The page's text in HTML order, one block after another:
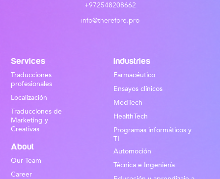
+972548208662
info@therefore.pro
Services
Traducciones
profesionales
Localización
Traducciones de
Marketing y
Creativas
Industries
Farmacéutico
Ensayos clínicos
MedTech
HealthTech
Programas informáticos y
TI
Automoción
Técnica e Ingeniería
About
Our Team
Career